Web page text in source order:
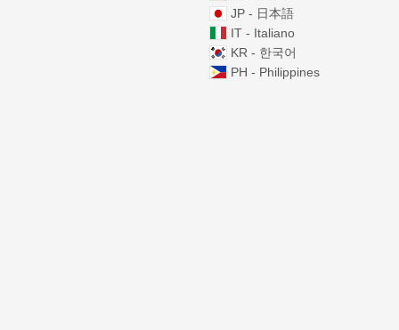
JP - 日本語
IT - Italiano
KR - 한국어
PH - Philippines